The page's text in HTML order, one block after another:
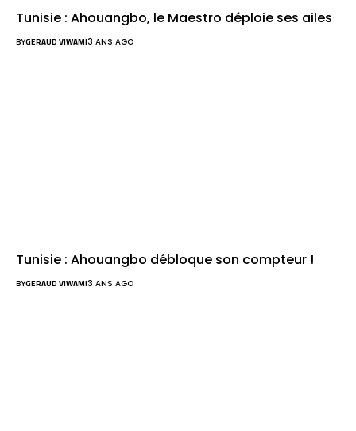
Tunisie : Ahouangbo, le Maestro déploie ses ailes
BYGERAUD VIWAMI3 ANS AGO
Tunisie : Ahouangbo débloque son compteur !
BYGERAUD VIWAMI3 ANS AGO